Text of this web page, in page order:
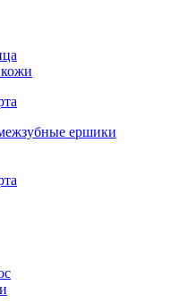
ершики